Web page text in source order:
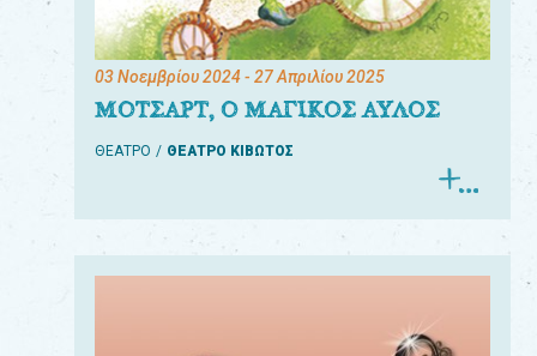
03 Νοεμβρίου 2024- 27 Απριλίου 2025
ΜΟΤΣΑΡΤ, Ο ΜΑΓΙΚΟΣ ΑΥΛΟΣ
ΘΕΑΤΡΟ ΘΕΑΤΡΟ ΚΙΒΩΤΟΣ